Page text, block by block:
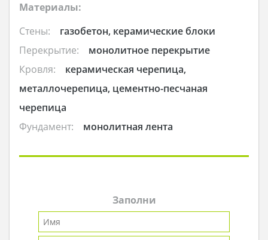
Материалы:
Стены:
газобетон, керамические блоки
Перекрытие:
монолитное перекрытие
Кровля:
керамическая черепица,
металлочерепица, цементно-песчаная
черепица
Фундамент:
монолитная лента
Заполни